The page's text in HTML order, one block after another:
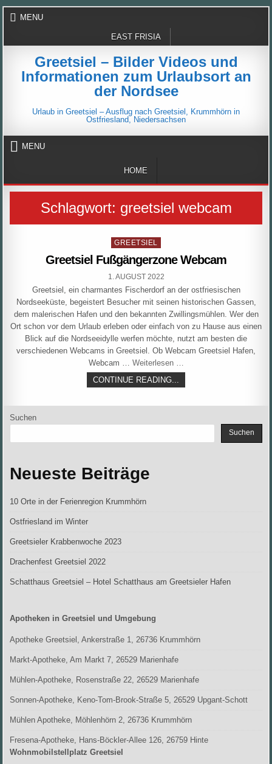
Skip
MENU
EAST FRISIA
Greetsiel – Bilder Videos und
Informationen zum Urlaubsort an
der Nordsee
Urlaub in Greetsiel – Ausflug nach Greetsiel, Krummhörn in
Ostfriesland, Niedersachsen
MENU
HOME
Schlagwort: greetsiel webcam
Posted
in
GREETSIEL
Greetsiel Fußgängerzone Webcam
PUBLISHED
1. AUGUST 2022
Greetsiel, ein charmantes Fischerdorf an der ostfriesischen
Nordseeküste, begeistert Besucher mit seinen historischen Gassen,
dem malerischen Hafen und den bekannten Zwillingsmühlen. Wer den
Ort schon vor dem Urlaub erleben oder einfach von zu Hause aus einen
Blick auf die Nordseeidylle werfen möchte, nutzt am besten die
verschiedenen Webcams in Greetsiel. Ob Webcam Greetsiel Hafen,
Webcam … Weiterlesen …
CONTINUE READING...
FUSSGÄNGERZONE W
Suchen
Suchen
Neueste Beiträge
10 Orte in der Ferienregion Krummhörn
Ostfriesland im Winter
Greetsieler Krabbenwoche 2023
Drachenfest Greetsiel 2022
Schatthaus Greetsiel – Hotel Schatthaus am Greetsieler Hafen
Apotheken in Greetsiel und Umgebung
Apotheke Greetsiel, Ankerstraße 1, 26736 Krummhörn
Markt-Apotheke, Am Markt 7, 26529 Marienhafe
Mühlen-Apotheke, Rosenstraße 22, 26529 Marienhafe
Sonnen-Apotheke, Keno-Tom-Brook-Straße 5, 26529 Upgant-Schott
Mühlen Apotheke, Möhlenhörn 2, 26736 Krummhörn
Fresena-Apotheke, Hans-Böckler-Allee 126, 26759 Hinte
Wohnmobilstellplatz Greetsiel